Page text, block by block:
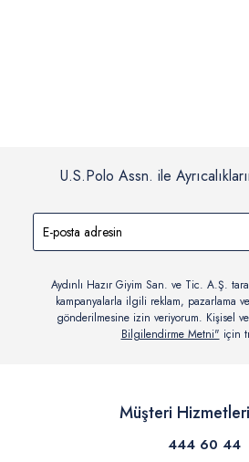
U.S.Polo Assn. ile
Aydınlı Hazır Giyim San. ve Tic. A.Ş.
kampanyalarla ilgili reklam, pazarlama
gönderilmesine izin veriyorum. Kişisel
Bilgilendirme Metni" için
Müşteri
444 60 44